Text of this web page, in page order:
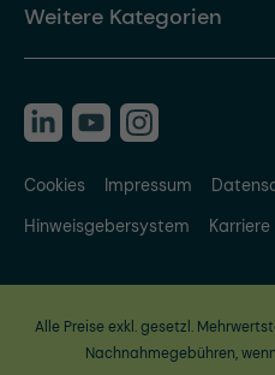
Weitere Kategorien
Cookies Impressum
Hinweisgebersystem
Karriere
Alle Preise exkl. gesetzl.
Nachnahmegebühren,